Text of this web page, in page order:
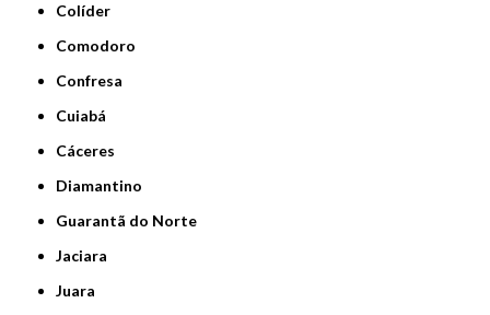
Colíder
Comodoro
Confresa
Cuiabá
Cáceres
Diamantino
Guarantã do Norte
Jaciara
Juara